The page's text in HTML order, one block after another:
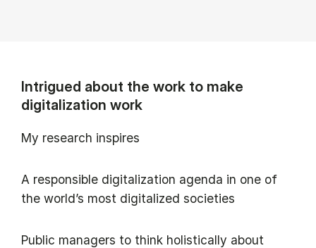
Intrigued about the work to make
digitalization work
My research inspires
A responsible digitalization agenda in one of
the world’s most digitalized societies
Public managers to think holistically about